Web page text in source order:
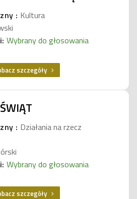
: Kultura
Wybrany do głosowania
szczegóły
: Działania na rzecz
Wybrany do głosowania
szczegóły